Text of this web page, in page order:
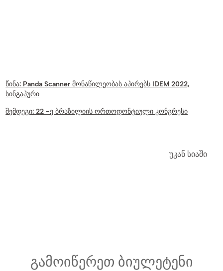
წინა: Panda Scanner მონაწილეობას აპირებს IDEM 2022,
სინგაპური
შემდეგი: 22 -ე ბრაზილიის ორთოდონტიული კონგრესი
უკან სიაში
ᲒᲐᲛᲝᲘᲬᲔᲠᲔᲗ ᲑᲘᲣᲚᲔᲢᲔᲜᲘ